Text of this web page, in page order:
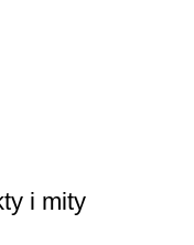
i mity